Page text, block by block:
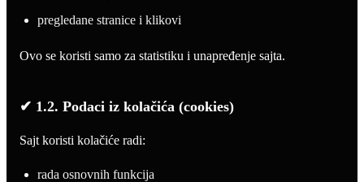
pregledane stranice i klikovi
Ovo se koristi samo za statistiku i unapređenje sajta.
✔ 1.2. Podaci iz kolačića (cookies)
Sajt koristi kolačiće radi:
rada osnovnih funkcija